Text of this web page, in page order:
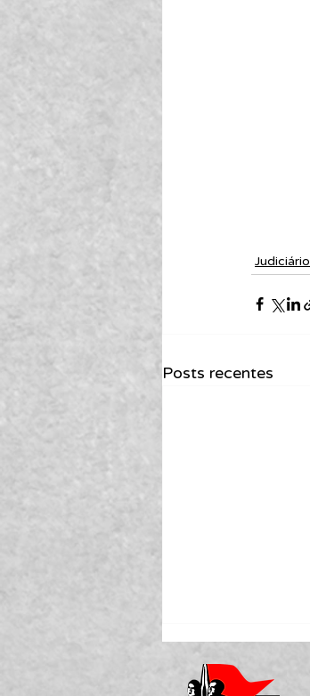
Judiciário
Posts recentes